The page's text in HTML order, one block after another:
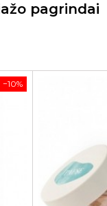
pagrindai
−10%